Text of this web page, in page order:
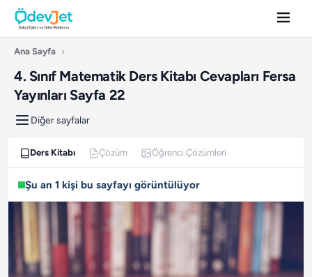
Ana Sayfa ›
4. Sınıf Matematik Ders Kitabı Cevapları Fersa
Yayınları Sayfa 22
Diğer sayfalar
Ders Kitabı Çözüm Öğrenci Çözümleri
Şu an 1 kişi bu sayfayı görüntülüyor